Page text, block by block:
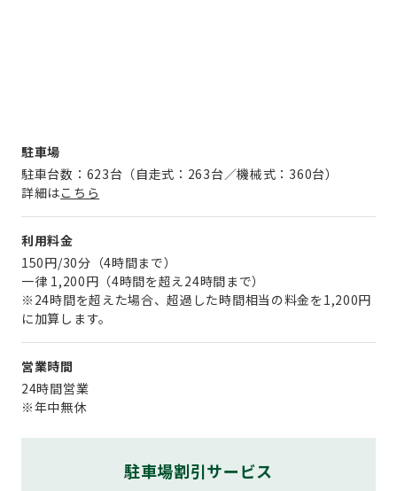
駐車場
駐車台数：623台（自走式：263台／機械式：360台）
詳細はこちら
利用料金
150円/30分（4時間まで）
一律 1,200円（4時間を超え24時間まで）
※24時間を超えた場合、超過した時間相当の料金を1,200円
に加算します。
営業時間
24時間営業
※年中無休
駐車場割引サービス